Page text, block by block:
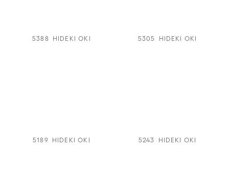
5388 HIDEKI OKI 5305 HIDEKI OKI
5189 HIDEKI OKI 5243 HIDEKI OKI